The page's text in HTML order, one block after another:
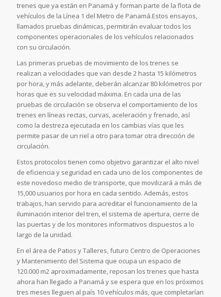
trenes que ya están en Panamá y forman parte de la flota de
vehículos de la Línea 1 del Metro de Panamá.Estos ensayos,
llamados pruebas dinámicas, permitirán evaluar todos los
componentes operacionales de los vehículos relacionados
con su circulación.
Las primeras pruebas de movimiento de los trenes se
realizan a velocidades que van desde 2 hasta 15 kilómetros
por hora, y más adelante, deberán alcanzar 80 kilómetros por
horas que es su velocidad máxima. En cada una de las
pruebas de circulación se observa el comportamiento de los
trenes en líneas rectas, curvas, aceleración y frenado, así
como la destreza ejecutada en los cambias vías que les
permite pasar de un riel a otro para tomar otra dirección de
circulación.
Estos protocolos tienen como objetivo garantizar el alto nivel
de eficiencia y seguridad en cada uno de los componentes de
este novedoso medio de transporte, que movilizará a más de
15,000 usuarios por hora en cada sentido. Además, estos
trabajos, han servido para acreditar el funcionamiento de la
iluminación interior del tren, el sistema de apertura, cierre de
las puertas y de los monitores informativos dispuestos a lo
largo de la unidad.
En el área de Patios y Talleres, futuro Centro de Operaciones
y Mantenimiento del Sistema que ocupa un espacio de
120.000 m2 aproximadamente, reposan los trenes que hasta
ahora han llegado a Panamá y se espera que en los próximos
tres meses lleguen al país 10 vehículos más, que completarían